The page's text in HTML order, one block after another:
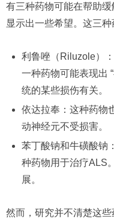
有三种药物可能在帮助
显示出一些希望。这三种
利鲁唑（Riluzole）
一种药物可能表现出
统的某些损伤有关。
依达拉奉：这种药物
动神经元不受损害。
苯丁酸钠和牛磺酸钠
种药物用于治疗ALS
展。
然而，研究并不清楚这